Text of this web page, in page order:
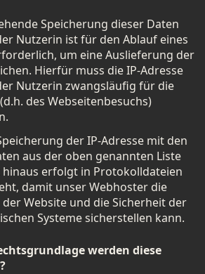
Speicherung dieser Daten
Nutzerin ist für den Ablauf eines
um eine Auslieferung der
Hierfür muss die IP-Adresse
Nutzerin zwangsläufig für die
des Webseitenbesuchs)
der IP-Adresse mit den
aus der oben genannten Liste
hinaus erfolgt in Protokolldateien
damit unser Webhoster die
Website und die Sicherheit der
Systeme sicherstellen kann.
werden diese